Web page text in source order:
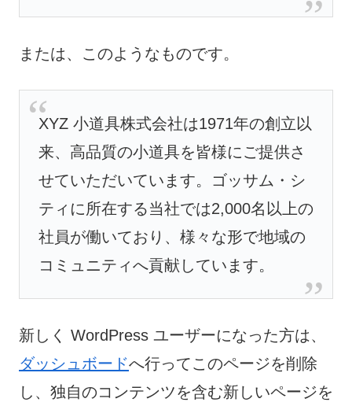
または、このようなものです。
XYZ 小道具株式会社は1971年の創立以
来、高品質の小道具を皆様にご提供さ
せていただいています。ゴッサム・シ
ティに所在する当社では2,000名以上の
社員が働いており、様々な形で地域の
コミュニティへ貢献しています。
新しく WordPress ユーザーになった方は、
ダッシュボードへ行ってこのページを削除
し、独自のコンテンツを含む新しいページを